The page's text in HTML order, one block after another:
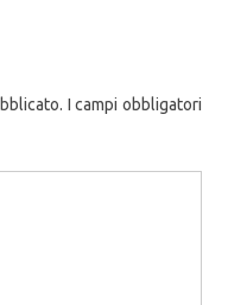
I campi obbligatori